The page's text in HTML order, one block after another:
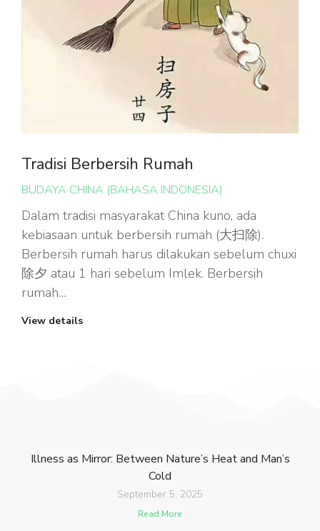
Tradisi Berbersih Rumah
BUDAYA CHINA (BAHASA INDONESIA)
Dalam tradisi masyarakat China kuno, ada
kebiasaan untuk berbersih rumah (大扫除).
Berbersih rumah harus dilakukan sebelum chuxi
除夕 atau 1 hari sebelum Imlek. Berbersih
rumah…
View details
Illness as Mirror: Between Nature’s Heat and Man’s
Cold
September 5, 2025
Read More